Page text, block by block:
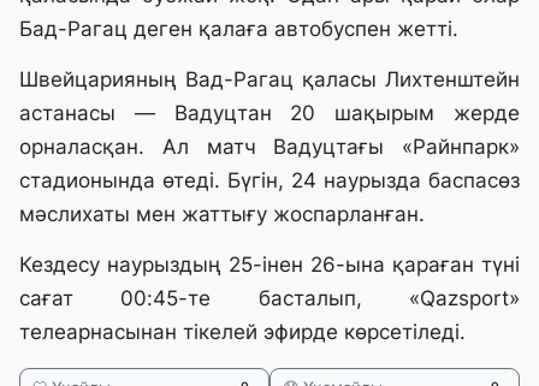
Бад-Рагац деген қалаға автобуспен жетті.
Швейцарияның Вад-Рагац қаласы Лихтенштейн
астанасы — Вадуцтан 20 шақырым жерде
орналасқан. Ал матч Вадуцтағы «Райнпарк»
стадионында өтеді. Бүгін, 24 наурызда баспасөз
мәслихаты мен жаттығу жоспарланған.
Кездесу наурыздың 25-інен 26-ына қараған түні
сағат 00:45-те басталып, «Qazsport»
телеарнасынан тікелей эфирде көрсетіледі.